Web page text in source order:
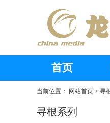
首页
当前位置： 网站首页 > 寻
寻根系列